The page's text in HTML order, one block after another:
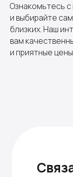
Ознакомьтесь
и выбирайте
близких. Наш
вам
и приятные